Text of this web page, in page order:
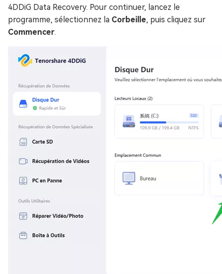
4DDiG Data Recovery. Pour continuer, lancez le
programme, sélectionnez la Corbeille, puis cliquez sur
Commencer.